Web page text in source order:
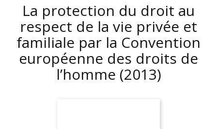
La protection du droit au
respect de la vie privée et
familiale par la Convention
européenne des droits de
l’homme (2013)